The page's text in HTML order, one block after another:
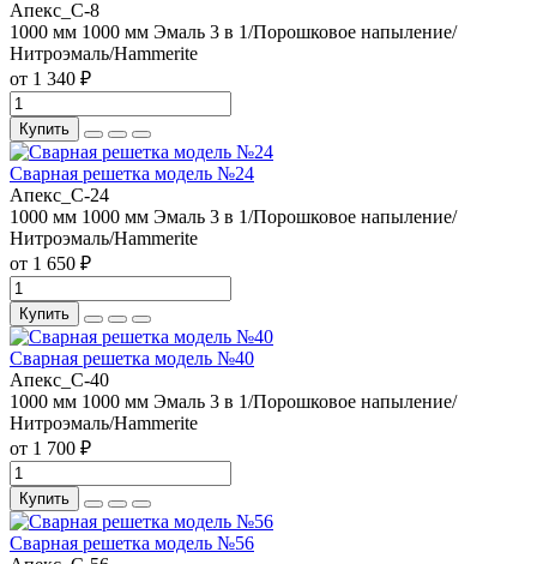
Апекс_С-8
1000 мм 1000 мм Эмаль 3 в 1/Порошковое напыление/
Нитроэмаль/Hammerite
от 1 340 ₽
Купить
Сварная решетка модель №24
Апекс_С-24
1000 мм 1000 мм Эмаль 3 в 1/Порошковое напыление/
Нитроэмаль/Hammerite
от 1 650 ₽
Купить
Сварная решетка модель №40
Апекс_С-40
1000 мм 1000 мм Эмаль 3 в 1/Порошковое напыление/
Нитроэмаль/Hammerite
от 1 700 ₽
Купить
Сварная решетка модель №56